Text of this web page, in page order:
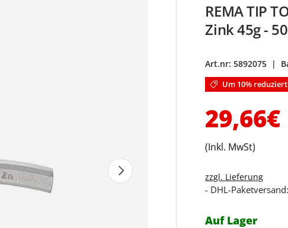
Nächste
REMA TIP
Zink 45g -
Art.nr: 5892075 |
Um 10% reduziert
29,66€
(Inkl. MwSt)
zzgl. Lieferung
- DHL-
Auf Lager